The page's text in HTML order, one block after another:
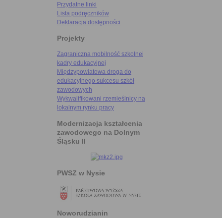
Przydatne linki
Lista podręczników
Deklaracja dostępności
Projekty
Zagraniczna mobilność szkolnej
kadry edukacyjnej
Międzypowiatowa droga do
edukacyjnego sukcesu szkół
zawodowych
Wykwalifikowani rzemieślnicy na
lokalnym rynku pracy
Modernizacja kształcenia
zawodowego na Dolnym
Śląsku II
PWSZ w Nysie
Noworudzianin